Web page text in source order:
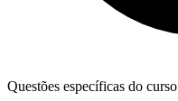
Questões específicas do curso